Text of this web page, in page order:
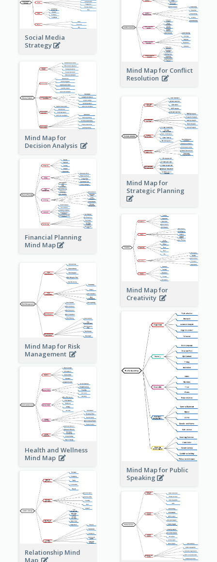
Social Media
Strategy
Mind Map for Conflict
Resolution
Mind Map for
Decision Analysis
Mind Map for
Strategic Planning
Financial Planning
Mind Map
Mind Map for
Creativity
Mind Map for Risk
Management
Mind Map for Public
Speaking
Health and Wellness
Mind Map
Relationship Mind
Map